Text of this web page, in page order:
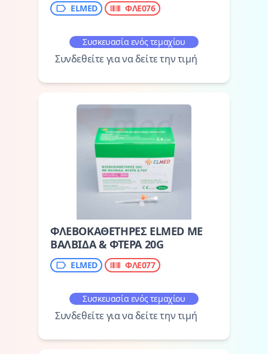
ELMED ΦΛΕ076
Συσκευασία ενός τεμαχίου
Συνδεθείτε για να δείτε την τιμή
ΦΛΕΒΟΚΑΘΕΤΗΡΕΣ ELMED ΜΕ
ΒΑΛΒΙΔΑ & ΦΤΕΡΑ 20G
ELMED ΦΛΕ077
Συσκευασία ενός τεμαχίου
Συνδεθείτε για να δείτε την τιμή